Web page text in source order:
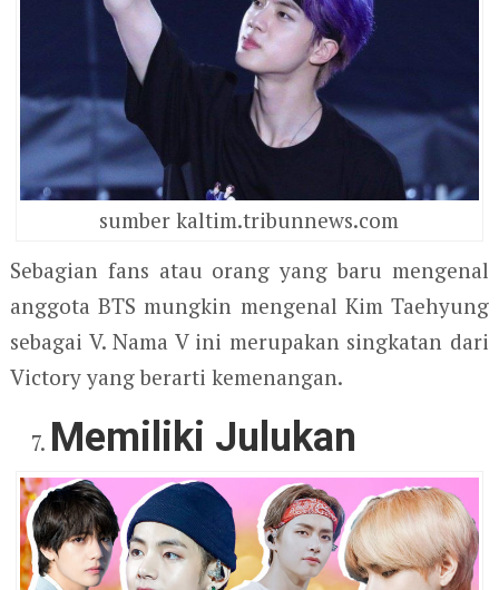
sumber kaltim.tribunnews.com
Sebagian fans atau orang yang baru mengenal
anggota BTS mungkin mengenal Kim Taehyung
sebagai V. Nama V ini merupakan singkatan dari
Victory yang berarti kemenangan.
Memiliki Julukan